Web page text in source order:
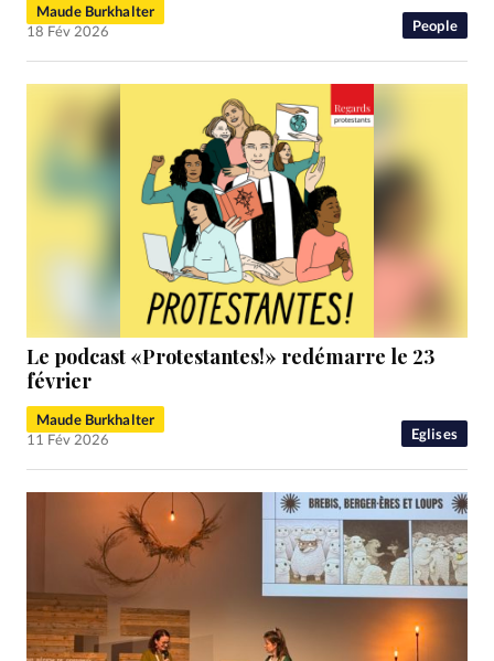
People
Maude Burkhalter
18 Fév 2026
Eglises
Le podcast «Protestantes!» redémarre le 23
février
Maude Burkhalter
11 Fév 2026